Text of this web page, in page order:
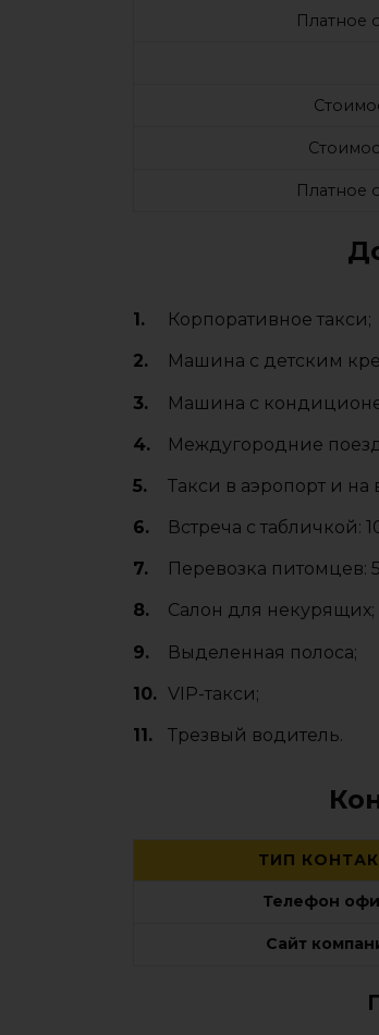
Платное
Платное
Корпоративное такси;
Машина с детским
Машина с
Междугородние
Такси в аэропорт и на
Встреча с табличкой:
Перевозка питомцев:
Салон для некурящих;
Выделенная полоса;
VIP-такси;
Трезвый водитель.
ТИП
Телефон
Сайт